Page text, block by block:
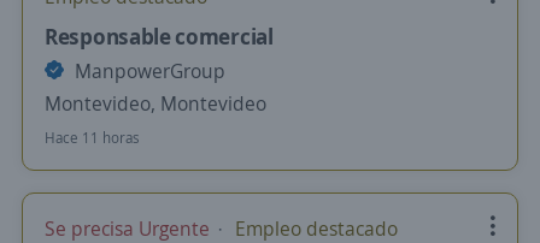
Responsable comercial
ManpowerGroup
Montevideo, Montevideo
Hace 11 horas
Se precisa Urgente Empleo destacado